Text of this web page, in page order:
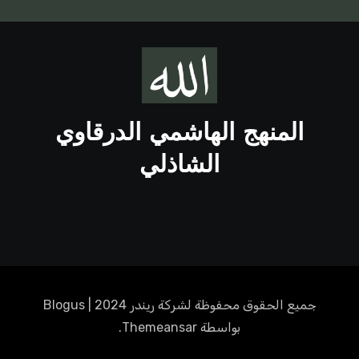
المنهج الهاشمي الدرقاوي
الشاذلي
جميع الحقوق محفوظة لشركة ريندر 2024 |
Blogus
بواسطة Themeansar
.